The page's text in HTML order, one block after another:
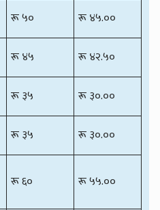
रू ५०
रू ४५.००
रू ४५
रू ४२.५०
रू ३५
रू ३०.००
रू ३५
रू ३०.००
रू ६० रू ५५.००